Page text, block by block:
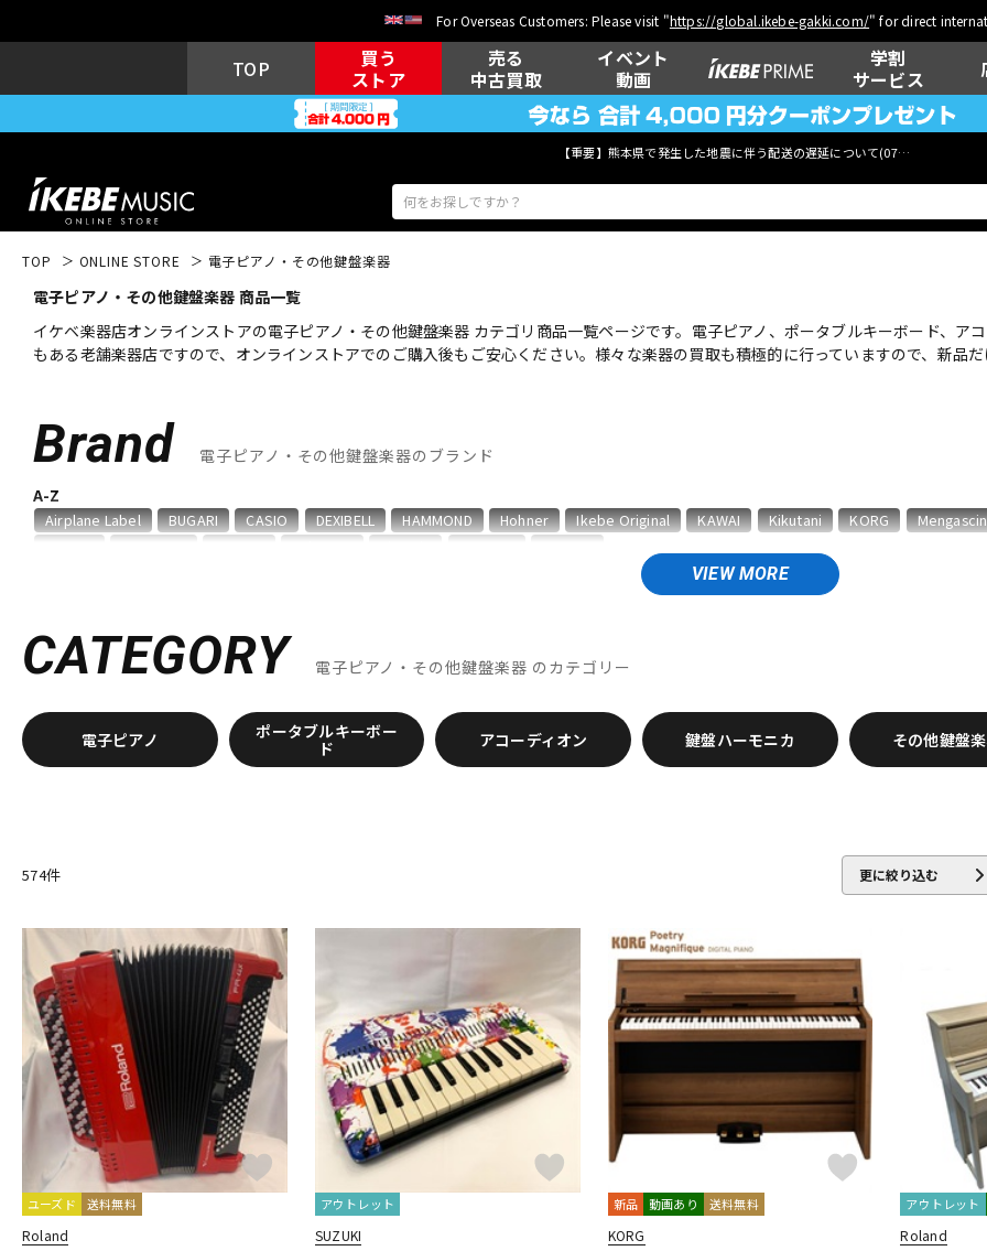
For Overseas Customers: Please visit "https://global.ikebe-gakki.com/" for direct
TOP
買う
ストア
売る
中古買取
イベント
動画
学割
サービス
【重要】熊本県で発生した地震に伴う配送の遅延について(07月29日
エレキギター アコ
キーボード
DJ機器 DTM DTM オンラ
イン納品
レコーディン
グ機器
TOP ONLINE STORE 電子ピアノ・その他鍵盤楽器
電子ピアノ・その他鍵盤楽器 商品一覧
イケベ楽器店オンラインストアの電子ピアノ・その他鍵盤楽器 カテゴリ商品一覧ページです。電子ピアノ、ポータブルキーボード、ア
もある老舗楽器店ですので、オンラインストアでのご購入後もご安心ください。様々な楽器の買取も積極的に行っていますので、新品
Brand 電子ピアノ・その他鍵盤楽器のブランド
VIEW MORE
A-Z
Airplane Label BUGARI CASIO DEXIBELL HAMMOND Hohner Ikebe Original KAWAI Kikutani KORG
CATEGORY 電子ピアノ・その他鍵盤楽器 のカテゴリー
電子ピアノ
ポータブルキーボー
ド
アコーディオン 鍵盤ハーモニカ その他鍵盤
574件 更に絞り込む
ユーズド 送料無料
Roland
アウトレット
SUZUKI
新品 動画あり 送料無料
KORG
アウトレット
Roland